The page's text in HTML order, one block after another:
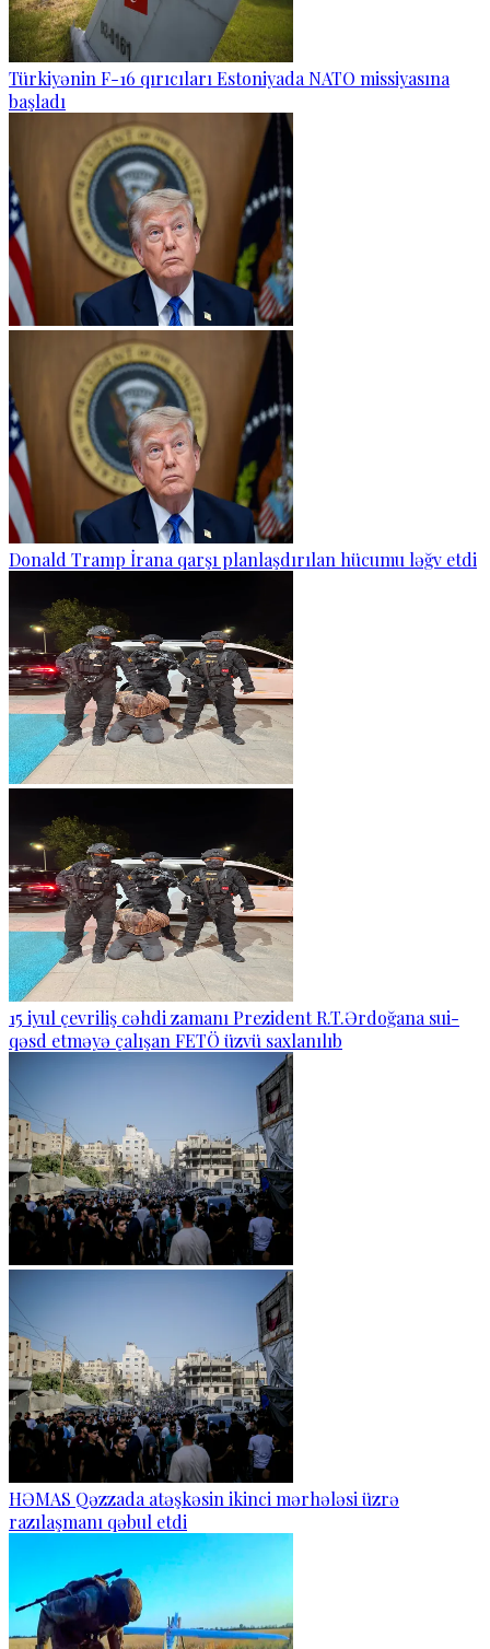
Türkiyənin F-16 qırıcıları Estoniyada NATO missiyasına
başladı
Donald Tramp İrana qarşı planlaşdırılan hücumu ləğv etdi
15 iyul çevriliş cəhdi zamanı Prezident R.T.Ərdoğana sui-
qəsd etməyə çalışan FETÖ üzvü saxlanılıb
HƏMAS Qəzzada atəşkəsin ikinci mərhələsi üzrə
razılaşmanı qəbul etdi